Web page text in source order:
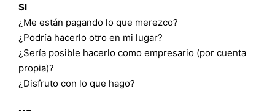
SI
¿Me están pagando lo que merezco?
¿Podría hacerlo otro en mi lugar?
¿Sería posible hacerlo como empresario (por cuenta
propia)?
¿Disfruto con lo que hago?